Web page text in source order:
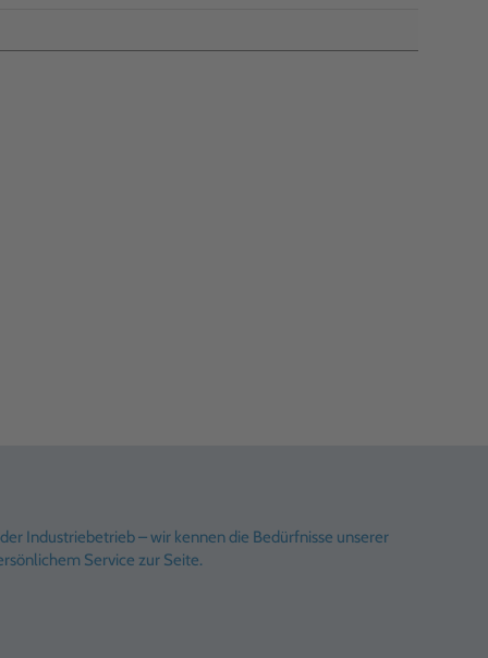
Industriebetrieb – wir kennen die Bedürfnisse unserer
Service zur Seite.